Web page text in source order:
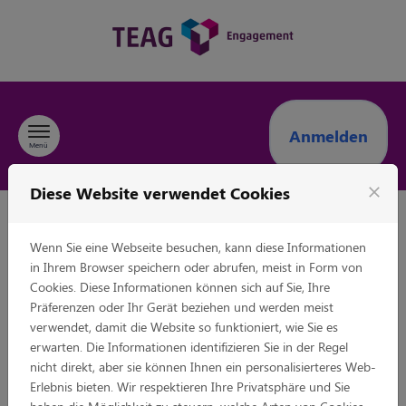
Menü Anmelden
Thüringer Energie AG
Willkommen in unserem TEAG-Engagement-Tool.
Aus Thüringen, für Thüringen: Als kommunales
Unternehmen hat die TEAG ein besonderes Interesse
daran, gesellschaftliches und ehrenamtliches
Diese Website verwendet Cookies close
Wenn Sie eine Webseite besuchen, kann diese Informationen
in Ihrem Browser speichern oder abrufen, meist in Form von
Cookies. Diese Informationen können sich auf Sie, Ihre
Präferenzen oder Ihr Gerät beziehen und werden meist
verwendet, damit die Website so funktioniert, wie Sie es
erwarten. Die Informationen identifizieren Sie in der Regel
nicht direkt, aber sie können Ihnen ein personalisierteres Web-
Erlebnis bieten. Wir respektieren Ihre Privatsphäre und Sie